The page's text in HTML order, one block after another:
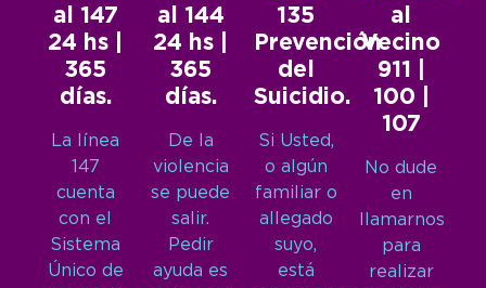
al 147
24 hs |
365
días.
La línea
147
cuenta
con el
Sistema
Único de
al 144
24 hs |
365
días.
De la
violencia
se puede
salir.
Pedir
ayuda es
135
Prevención
del
Suicidio.
Si Usted,
o algún
familiar o
allegado
suyo,
está
al
Vecino
911 |
100 |
107
No dude
en
llamarnos
para
realizar